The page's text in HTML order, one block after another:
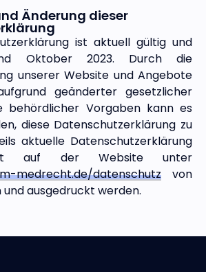
Änderung dieser
ist aktuell gültig und
Oktober 2023. Durch die
unserer Website und Angebote
geänderter gesetzlicher
behördlicher Vorgaben kann es
diese Datenschutzerklärung zu
aktuelle Datenschutzerklärung
auf der Website unter
medrecht.de/datenschutz von
ausgedruckt werden.